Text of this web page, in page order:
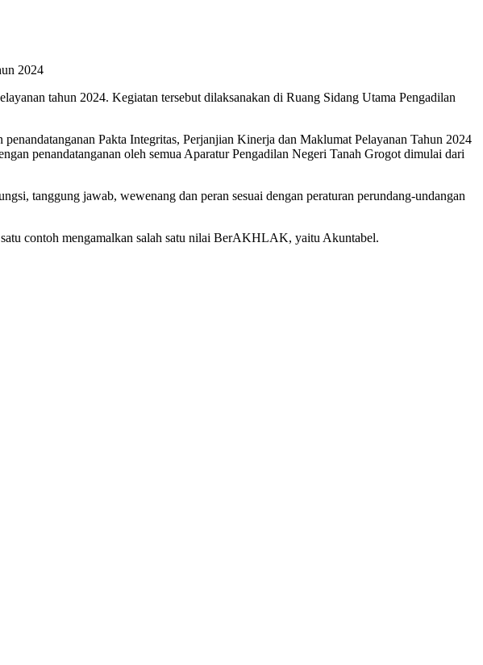
2024
tahun 2024. Kegiatan tersebut dilaksanakan di Ruang Sidang Utama Pengadilan
Pakta Integritas, Perjanjian Kinerja dan Maklumat Pelayanan Tahun 2024
penandatanganan oleh semua Aparatur Pengadilan Negeri Tanah Grogot dimulai dari
tanggung jawab, wewenang dan peran sesuai dengan peraturan perundang-undangan
contoh mengamalkan salah satu nilai BerAKHLAK, yaitu Akuntabel.